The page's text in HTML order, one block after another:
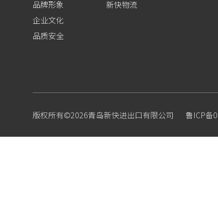
品牌形象
企业文化
品质安全
新快物流
版权所有©2026青岛新快进出口有限公司 鲁ICP备